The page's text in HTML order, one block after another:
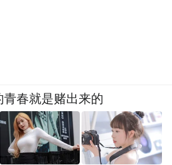
青春就是赌出来的